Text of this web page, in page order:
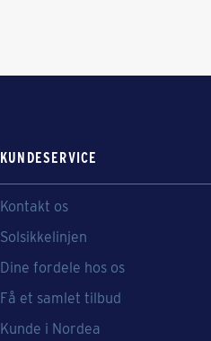
KUNDESERVICE
Kontakt os
Solsikkelinjen
Dine fordele hos os
Få et samlet tilbud
Kunde i Nordea